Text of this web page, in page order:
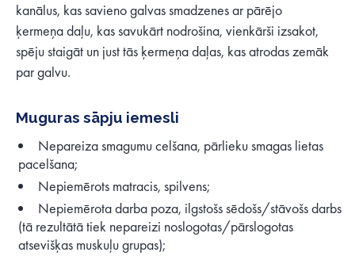
kanālus, kas savieno galvas smadzenes ar pārējo
ķermeņa daļu, kas savukārt nodrošina, vienkārši izsakot,
spēju staigāt un just tās ķermeņa daļas, kas atrodas zemāk
par galvu.
Muguras sāpju iemesli
Nepareiza smagumu celšana, pārlieku smagas lietas
pacelšana;
Nepiemērots matracis, spilvens;
Nepiemērota darba poza, ilgstošs sēdošs/stāvošs darbs
(tā rezultātā tiek nepareizi noslogotas/pārslogotas
atsevišķas muskuļu grupas);